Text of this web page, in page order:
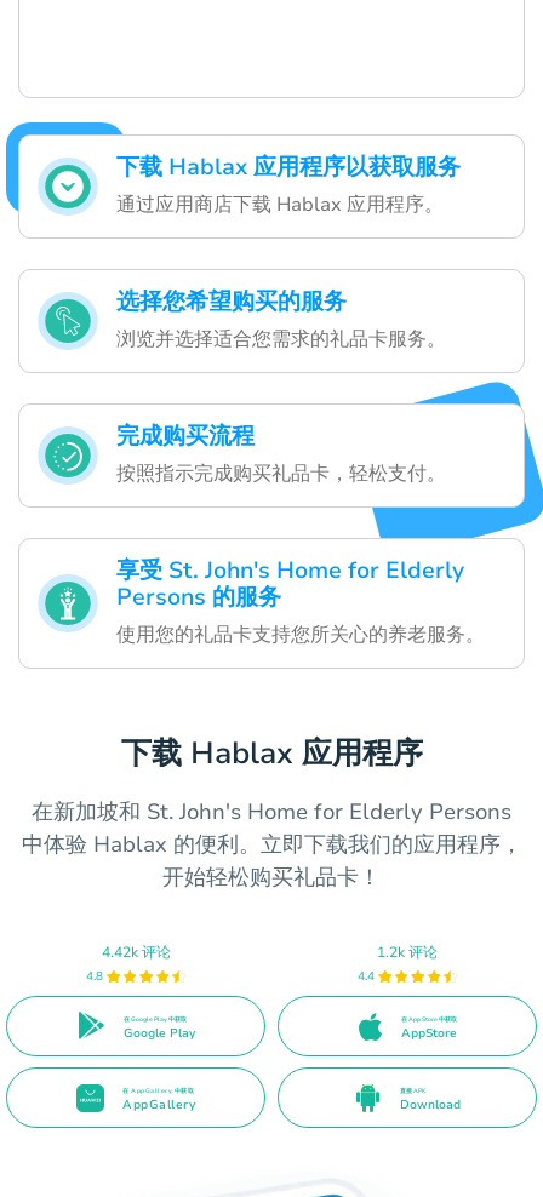
下载 Hablax 应用程序以获取服务
通过应用商店下载 Hablax 应用程序。
选择您希望购买的服务
浏览并选择适合您需求的礼品卡服务。
完成购买流程
按照指示完成购买礼品卡，轻松支付。
享受 St. John's Home for Elderly
Persons 的服务
使用您的礼品卡支持您所关心的养老服务。
下载 Hablax 应用程序
在新加坡和 St. John's Home for Elderly Persons
中体验 Hablax 的便利。立即下载我们的应用程序，
开始轻松购买礼品卡！
4.42k 评论
4.8
在 Google Play 中获取
Google Play
1.2k 评论
4.4
在 App Store 中获取
AppStore
在 AppGallery 中获取
AppGallery
直接 APK
Download